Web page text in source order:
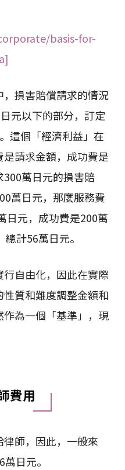
basis-for-
損害賠償請求的情況
元以下的部分，訂定
這個「經濟利益」在
請求金額，成功費是
萬日元的損害賠
萬日元，那麼服務費
日元，成功費是200萬
計56萬日元。
自由化，因此在實際
質和難度調整金額和
為一個「基準」，現
費用
師，因此，一般來
日元。